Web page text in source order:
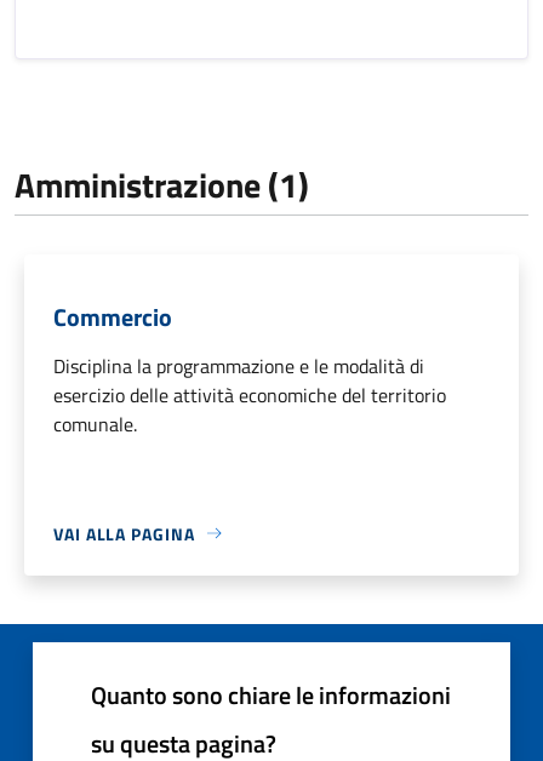
Amministrazione (1)
Commercio
Disciplina la programmazione e le modalità di
esercizio delle attività economiche del territorio
comunale.
VAI ALLA PAGINA
Quanto sono chiare le informazioni
su questa pagina?